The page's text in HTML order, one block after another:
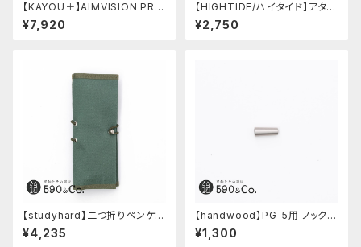
【KAYOU＋】AIMVISION PR
O/エイムビジョンプロ (メテオブ
ラック)
¥7,920
【HIGHTIDE/ハイタイド】アタシ
ェ マーブル万年筆 (ブラック)
¥2,750
【studyhard】二つ折りペンケー
ス ミニマムコンパクトサイズ
(アクアブルー)
¥4,235
【handwood】PG-5用 ノック部
カバー (ステンレス)
¥1,300